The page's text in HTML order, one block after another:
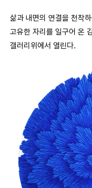
삶과 내면의 연결을 천착
고유한 자리를 일구어 온
갤러리위에서 열린다.